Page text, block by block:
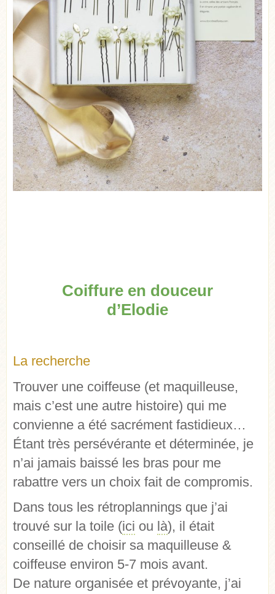
Coiffure en douceur
d’Elodie
La recherche
Trouver une coiffeuse (et maquilleuse,
mais c’est une autre histoire) qui me
convienne a été sacrément fastidieux…
Étant très persévérante et déterminée, je
n’ai jamais baissé les bras pour me
rabattre vers un choix fait de compromis.
Dans tous les rétroplannings que j’ai
trouvé sur la toile (ici ou là), il était
conseillé de choisir sa maquilleuse &
coiffeuse environ 5-7 mois avant.
De nature organisée et prévoyante, j’ai